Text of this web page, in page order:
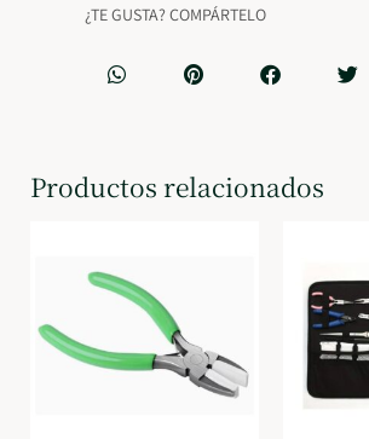
¿TE GUSTA? COMPÁRTELO
Productos relacionados